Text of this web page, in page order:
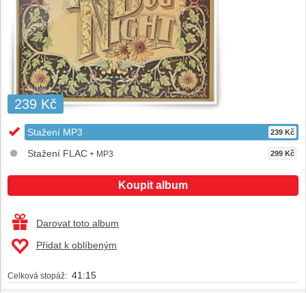
239 Kč
Stažení MP3 239 Kč
Stažení FLAC + MP3 299 Kč
Koupit album
Darovat toto album
Přidat k oblíbeným
Celková stopáž: 41:15